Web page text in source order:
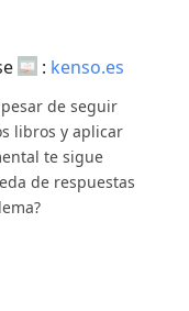
: kenso.es
de seguir
libros y aplicar
te sigue
de respuestas